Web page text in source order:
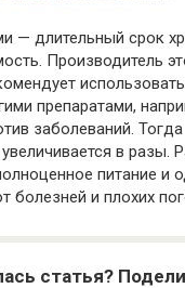
— длительный срок
Производитель
препаратами,
заболеваний. Тогда
в разы.
питание и
болезней и плохих
статья?